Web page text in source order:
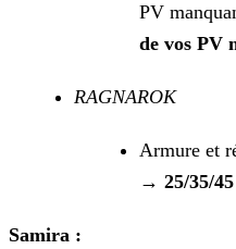
PV
de vos PV
RAGNAROK
Armure et
→ 25/35/45
Samira :